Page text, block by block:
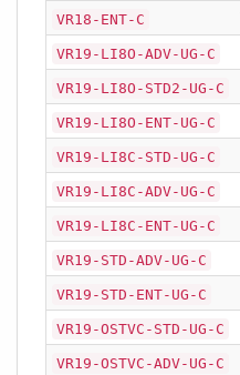
VR18-ENT-C
VR19-LI8O-ADV-UG-C
VR19-LI8O-STD2-UG-C
VR19-LI8O-ENT-UG-C
VR19-LI8C-STD-UG-C
VR19-LI8C-ADV-UG-C
VR19-LI8C-ENT-UG-C
VR19-STD-ADV-UG-C
VR19-STD-ENT-UG-C
VR19-OSTVC-STD-UG-C
VR19-OSTVC-ADV-UG-C